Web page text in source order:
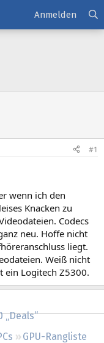
„Deals“
GPU-Rangliste
Anmelden
#1
wenn ich den
Knacken zu
Codecs
neu. Hoffe nicht
liegt.
Weiß nicht
ein Logitech Z5300.